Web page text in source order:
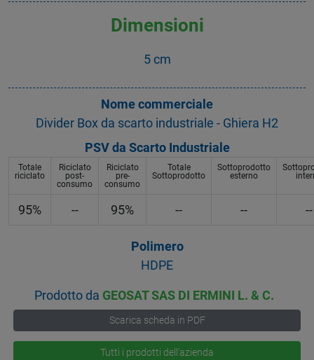
Dimensioni
5 cm
Nome commerciale
Divider Box da scarto industriale - Ghiera H2
PSV da Scarto Industriale
Totale
riciclato
Riciclato
post-
consumo
Riciclato
pre-
consumo
Totale
Sottoprodotto
Sottoprodotto
esterno
95% -- 95% -- -- --
Polimero
HDPE
Prodotto da GEOSAT SAS DI ERMINI L. & C.
Scarica scheda in PDF
Tutti i prodotti dell'azienda